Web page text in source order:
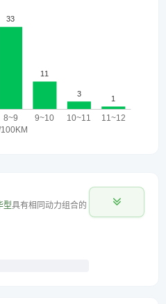
型具有相同动力组合的